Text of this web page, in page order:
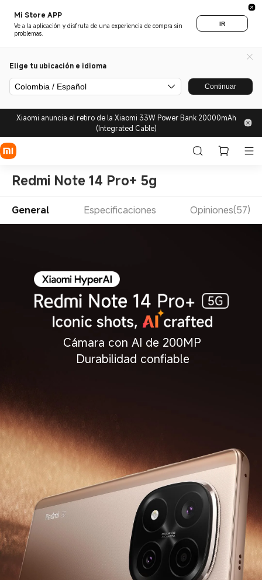
Mi Store APP
Ve a la aplicación y disfruta de una experiencia de compra sin
problemas.
IR
Elige tu ubicación e idioma
Colombia / Español Continuar
Xiaomi anuncia el retiro de la Xiaomi 33W Power Bank 20000mAh
(Integrated Cable)
Redmi Note 14 Pro+ 5g
General Especificaciones Opiniones(57)
Cámara con AI de 200MP
Durabilidad confiable